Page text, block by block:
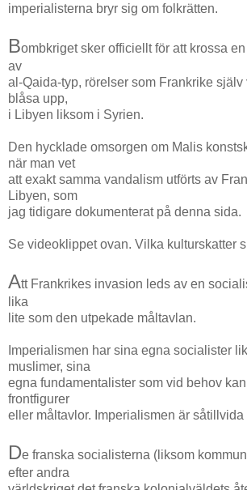
imperialisterna bryr sig om folkrätten.
Bombkriget sker officiellt för att krossa
av
al-Qaida-typ, rörelser som Frankrike själv
blåsa upp,
i Libyen liksom i Syrien.
Den hycklade omsorgen om Malis
när man vet
att exakt samma vandalism utförts av
Libyen, som
jag tidigare dokumenterat på denna sida.
Se videoklippet ovan. Vilka kulturskatter
Att Frankrikes invasion leds av en
lika
lite som den utpekade måltavlan.
Imperialismen har sina egna socialister
muslimer, sina
egna fundamentalister som vid behov
frontfigurer
eller måltavlor. Imperialismen är
De franska socialisterna (liksom
efter andra